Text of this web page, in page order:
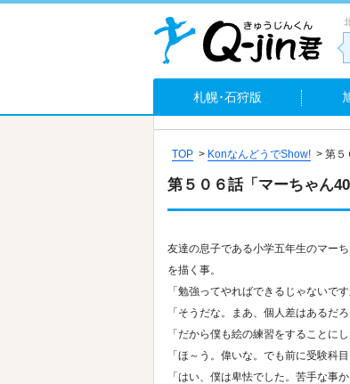
札幌･石狩版
TOP > KonなんどうでShow! > 第５
第５０６話「マーちゃん40
友達の息子である小学五年生のマー
を描く事。
「勉強ってやればできるじゃないで
「そうだな。まあ、個人差はあるだ
「だから僕も絵の練習をすることにし
「ほ～う。偉いな。でも前に受験科
「はい、僕は卑怯でした。苦手な事